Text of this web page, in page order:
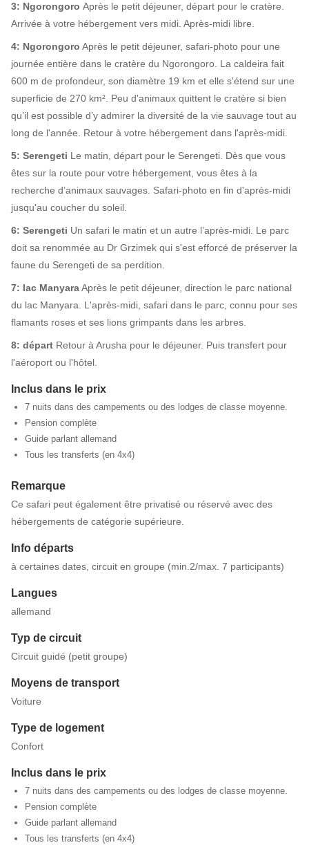
3: Ngorongoro Après le petit déjeuner, départ pour le cratère.
Arrivée à votre hébergement vers midi. Après-midi libre.
4: Ngorongoro Après le petit déjeuner, safari-photo pour une
journée entière dans le cratère du Ngorongoro. La caldeira fait
600 m de profondeur, son diamètre 19 km et elle s'étend sur une
superficie de 270 km². Peu d'animaux quittent le cratère si bien
qu’il est possible d’y admirer la diversité de la vie sauvage tout au
long de l'année. Retour à votre hébergement dans l'après-midi.
5: Serengeti Le matin, départ pour le Serengeti. Dès que vous
êtes sur la route pour votre hébergement, vous êtes à la
recherche d’animaux sauvages. Safari-photo en fin d'après-midi
jusqu'au coucher du soleil.
6: Serengeti Un safari le matin et un autre l’après-midi. Le parc
doit sa renommée au Dr Grzimek qui s'est efforcé de préserver la
faune du Serengeti de sa perdition.
7: lac ManyaraAprès le petit déjeuner, direction le parc national
du lac Manyara. L'après-midi, safari dans le parc, connu pour ses
flamants roses et ses lions grimpants dans les arbres.
8: départ Retour à Arusha pour le déjeuner. Puis transfert pour
l'aéroport ou l'hôtel.
Inclus dans le prix
7 nuits dans des campements ou des lodges de classe moyenne.
Pension complète
Guide parlant allemand
Tous les transferts (en 4x4)
Remarque
Ce safari peut également être privatisé ou réservé avec des
hébergements de catégorie supérieure.
Info départs
à certaines dates, circuit en groupe (min.2/max. 7 participants)
Langues
allemand
Typ de circuit
Circuit guidé (petit groupe)
Moyens de transport
Voiture
Type de logement
Confort
Inclus dans le prix
7 nuits dans des campements ou des lodges de classe moyenne.
Pension complète
Guide parlant allemand
Tous les transferts (en 4x4)